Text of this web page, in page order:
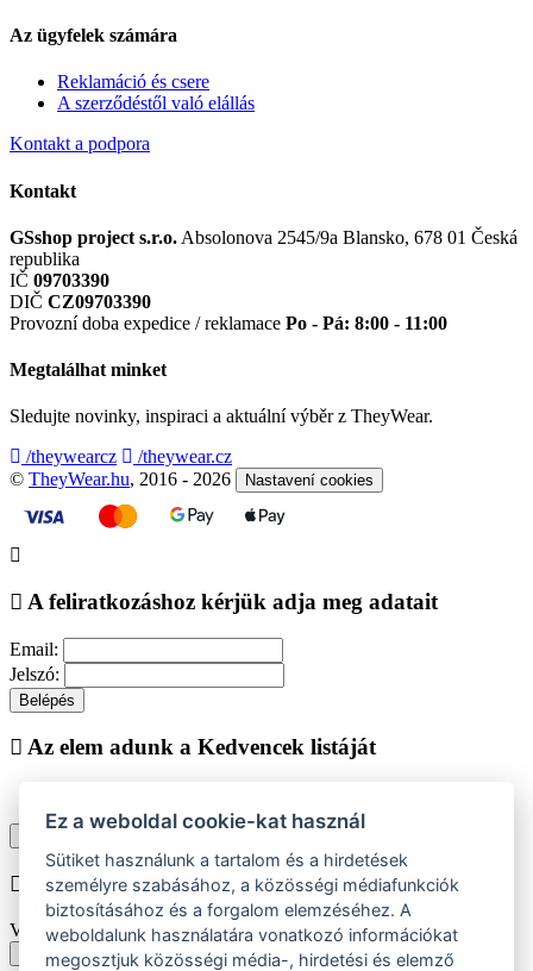
Az ügyfelek számára
Reklamáció és csere
A szerződéstől való elállás
Kontakt a podpora
Kontakt
GSshop project s.r.o. Absolonova 2545/9a Blansko, 678 01 Česká
republika
IČ 09703390
DIČ CZ09703390
Provozní doba expedice / reklamace Po - Pá: 8:00 - 11:00
Megtalálhat minket
Sledujte novinky, inspiraci a aktuální výběr z TheyWear.
/theywearcz
/theywear.cz
© TheyWear.hu, 2016 - 2026 Nastavení cookies
A feliratkozáshoz kérjük adja meg adatait
Email:
Jelszó:
Belépés
Az elem adunk a Kedvencek listáját
Chyba při vkládání do košíku
Vyberte prosím velikost produktu
Vissza a méretekhez
Ez a weboldal cookie-kat használ
Sütiket használunk a tartalom és a hirdetések
személyre szabásához, a közösségi médiafunkciók
biztosításához és a forgalom elemzéséhez. A
weboldalunk használatára vonatkozó információkat
megosztjuk közösségi média-, hirdetési és elemző